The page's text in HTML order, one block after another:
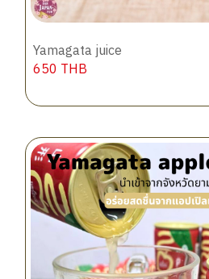
Yamagata juice
650 THB